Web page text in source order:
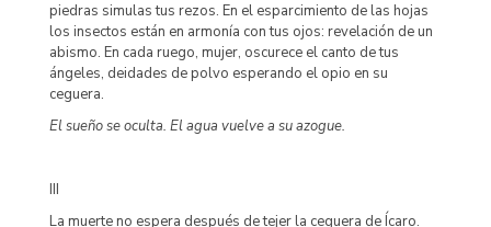
piedras simulas tus rezos. En el esparcimiento de las hojas
los insectos están en armonía con tus ojos: revelación de un
abismo. En cada ruego, mujer, oscurece el canto de tus
ángeles, deidades de polvo esperando el opio en su
ceguera.
El sueño se oculta. El agua vuelve a su azogue.
III
La muerte no espera después de tejer la ceguera de Ícaro.